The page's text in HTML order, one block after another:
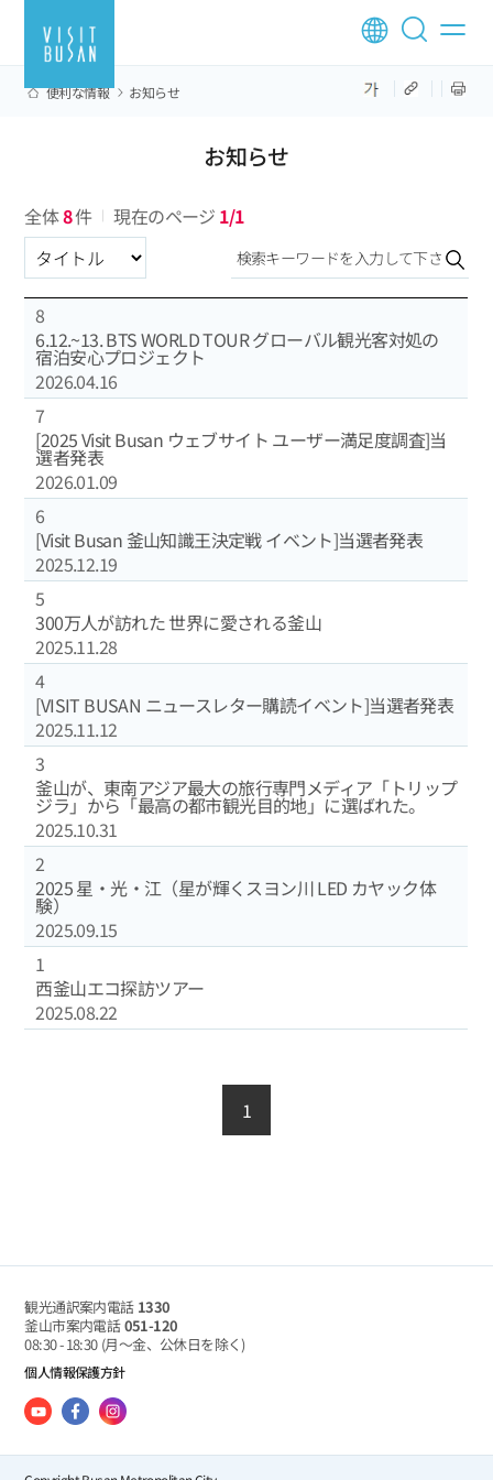
便利な情報 お知らせ
お知らせ
全体8件 現在のページ 1/1
区分選択
8
6.12.~13. BTS WORLD TOUR グローバル観光客対処の
宿泊安心プロジェクト
2026.04.16
7
[2025 Visit Busan ウェブサイト ユーザー満足度調査]当
選者発表
2026.01.09
6
[Visit Busan 釜山知識王決定戦 イベント]当選者発表
2025.12.19
5
300万人が訪れた 世界に愛される釜山
2025.11.28
4
[VISIT BUSAN ニュースレター購読イベント]当選者発表
2025.11.12
3
釜山が、東南アジア最大の旅行専門メディア「トリップ
ジラ」から「最高の都市観光目的地」に選ばれた。
2025.10.31
2
2025 星‧光‧江（星が輝くスヨン川 LED カヤック体
験）
2025.09.15
1
西釜山エコ探訪ツアー
2025.08.22
1
観光通訳案内電話 1330
釜山市案内電話051-120
08:30 - 18:30 (月～金、公休日を除く)
個人情報保護方針